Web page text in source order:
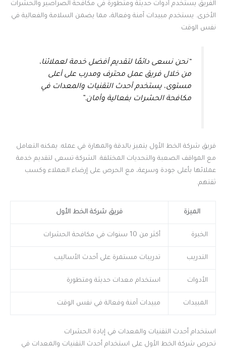
الفريق يستخدم أدوات حديثة ومتطورة في مكافحة الصراصير والحشرات
الأخرى. يستخدم مبيدات آمنة وفعالة، مما يضمن السلامة والفعالية في
نفس الوقت
“نحن نسعى دائمًا لتقديم أفضل خدمة لعملائنا،
من خلال فريق عمل محترف ومدرب على أعلى
مستوى، يستخدم أحدث التقنيات والمعدات في
مكافحة الحشرات بفعالية وأمان.”
فريق شركة الخط الأول يتميز بالدقة والمهارة في عمله. يمكنه التعامل
مع المواقف الصعبة والتحديات المختلفة. الشركة تسعى لتقديم خدمة
عملائها بأعلى جودة وسرعة، مع الحرص على إرضاء العملاء وكسب
ثقتهم.
الميزة فريق شركة الخط الأول
الخبرة أكثر من 10 سنوات في مكافحة الحشرات
التدريب تدريبات مستمرة على أحدث الأساليب
الأدوات استخدام معدات حديثة ومتطورة
المبيدات مبيدات آمنة وفعالة في نفس الوقت
استخدام أحدث التقنيات والمعدات في إبادة الحشرات
تحرص شركة الخط الأول على استخدام أحدث التقنيات والمعدات في